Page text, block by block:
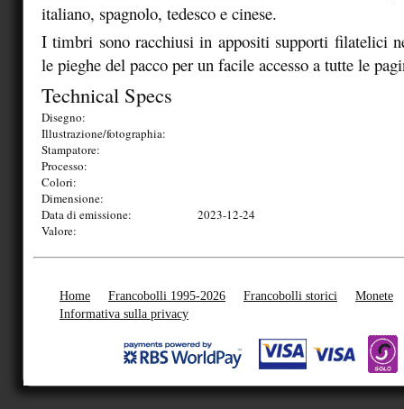
italiano, spagnolo, tedesco e cinese.
I timbri sono racchiusi in appositi supporti filatelici
le pieghe del pacco per un facile accesso a tutte le
Technical Specs
Disegno:
Illustrazione/fotographia:
Stampatore:
Processo:
Colori:
Dimensione:
Data di emissione:
2023-12-24
Valore:
Home Francobolli 1995-2026 Francobolli storici
Monete
Informativa sulla privacy